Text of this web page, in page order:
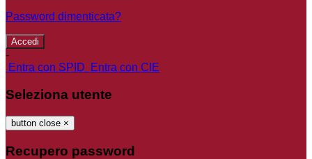
Password dimenticata?
-
Entra con SPID
Entra con CIE
Seleziona utente
button close ×
Recupero password